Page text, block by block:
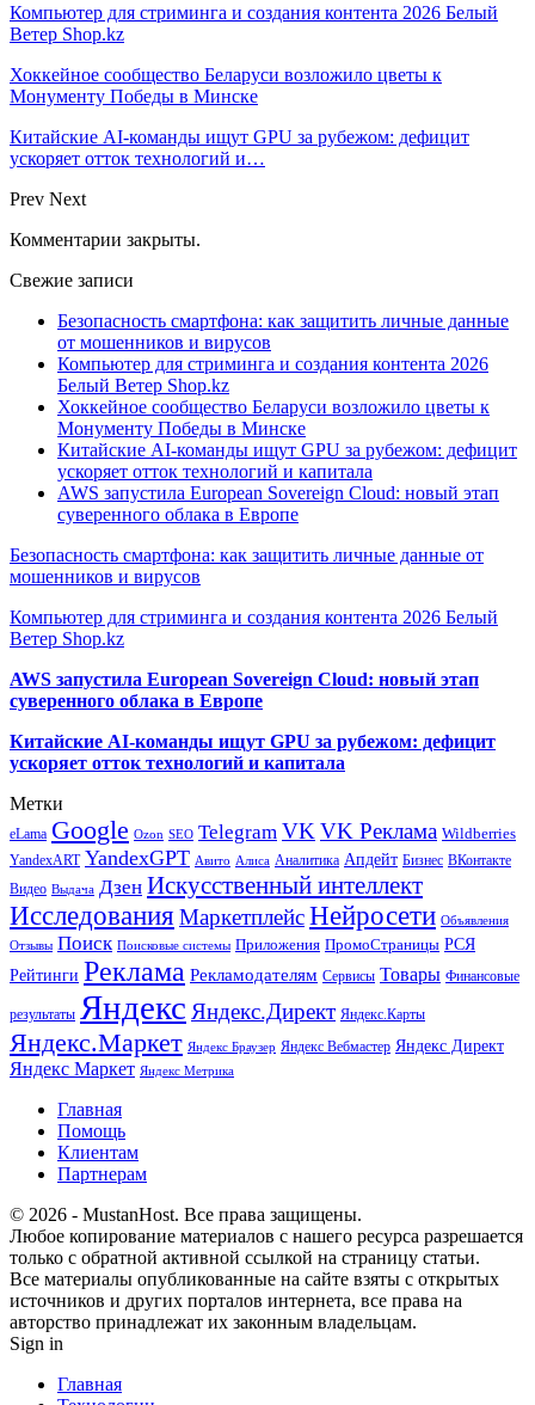
Компьютер для стриминга и создания контента 2026 Белый
Ветер Shop.kz
Хоккейное сообщество Беларуси возложило цветы к
Монументу Победы в Минске
Китайские AI-команды ищут GPU за рубежом: дефицит
ускоряет отток технологий и…
Prev Next
Комментарии закрыты.
Свежие записи
Безопасность смартфона: как защитить личные данные
от мошенников и вирусов
Компьютер для стриминга и создания контента 2026
Белый Ветер Shop.kz
Хоккейное сообщество Беларуси возложило цветы к
Монументу Победы в Минске
Китайские AI-команды ищут GPU за рубежом: дефицит
ускоряет отток технологий и капитала
AWS запустила European Sovereign Cloud: новый этап
суверенного облака в Европе
Безопасность смартфона: как защитить личные данные от
мошенников и вирусов
Компьютер для стриминга и создания контента 2026 Белый
Ветер Shop.kz
AWS запустила European Sovereign Cloud: новый этап
суверенного облака в Европе
Китайские AI-команды ищут GPU за рубежом: дефицит
ускоряет отток технологий и капитала
Метки
eLama Google Ozon SEO Telegram VK VK Реклама Wildberries
YandexART YandexGPT Авито Алиса Аналитика Апдейт Бизнес ВКонтакте
Видео Выдача Дзен Искусственный интеллект
Исследования МаркетплейсНейросети Объявления
Отзывы Поиск Поисковые системы Приложения ПромоСтраницы РСЯ
Рейтинги Реклама Рекламодателям Сервисы Товары Финансовые
результаты Яндекс Яндекс.Директ Яндекс.Карты
Яндекс.Маркет Яндекс Браузер Яндекс Вебмастер Яндекс Директ
Яндекс Маркет Яндекс Метрика
Главная
Помощь
Клиентам
Партнерам
© 2026 - MustanHost. Все права защищены.
Любое копирование материалов с нашего ресурса разрешается
только с обратной активной ссылкой на страницу статьи.
Все материалы опубликованные на сайте взяты с открытых
источников и других порталов интернета, все права на
авторство принадлежат их законным владельцам.
Sign in
Главная